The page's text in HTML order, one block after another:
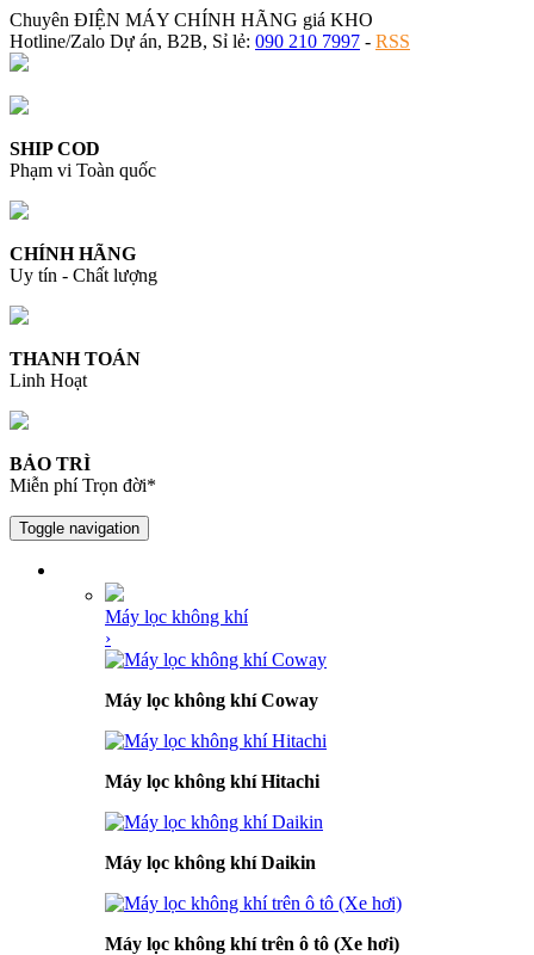
Chuyên ĐIỆN MÁY CHÍNH HÃNG giá KHO
Hotline/Zalo Dự án, B2B, Sỉ lẻ: 090 210 7997 - RSS
SHIP COD
Phạm vi Toàn quốc
CHÍNH HÃNG
Uy tín - Chất lượng
THANH TOÁN
Linh Hoạt
BẢO TRÌ
Miễn phí Trọn đời*
Toggle navigation
Máy lọc không khí
›
Máy lọc không khí Coway
Máy lọc không khí Hitachi
Máy lọc không khí Daikin
Máy lọc không khí trên ô tô (Xe hơi)